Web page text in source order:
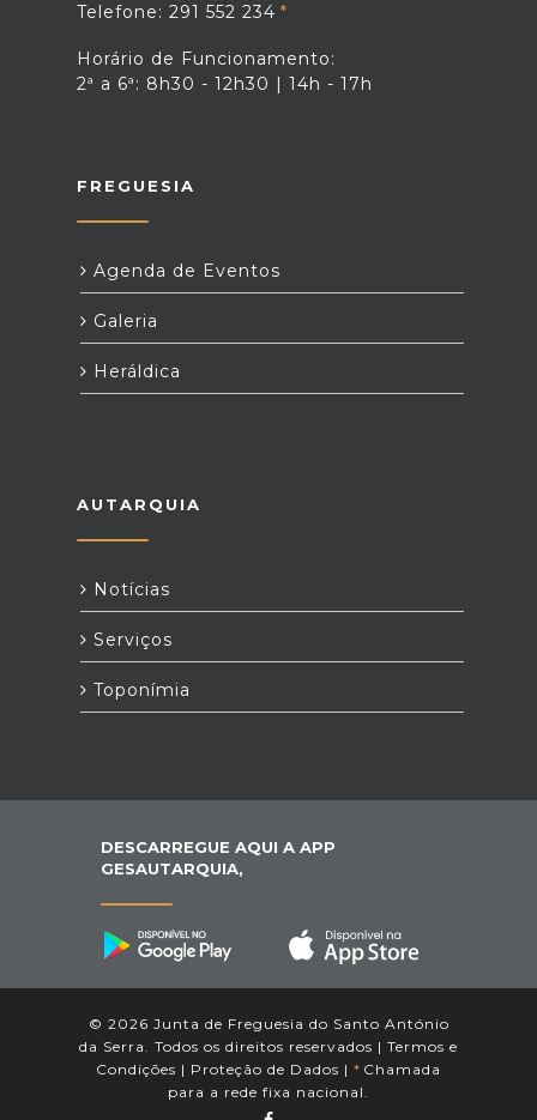
Telefone: 291 552 234
Horário de Funcionamento:
2ª a 6ª: 8h30 - 12h30 | 14h - 17h
FREGUESIA
Agenda de Eventos
Galeria
Heráldica
AUTARQUIA
Notícias
Serviços
Toponímia
DESCARREGUE AQUI A APP
GESAUTARQUIA,
© 2026 Junta de Freguesia do Santo António
da Serra. Todos os direitos reservados | Termos e
Condições | Proteção de Dados | * Chamada
para a rede fixa nacional.